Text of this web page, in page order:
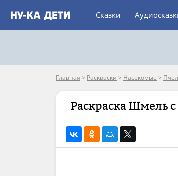
Сказки
Главная > Раскраски > Насекомые >
Раскраска Шмель